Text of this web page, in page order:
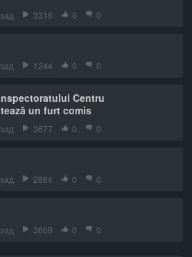
3316 0 0
1244 0 0
Centru
un furt comis
3677 0 0
2884 0 0
3609 0 0